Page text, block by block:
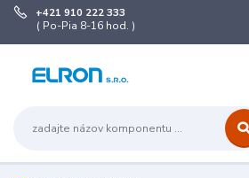
+421 910 222 333
( Po-Pia 8-16 hod. )